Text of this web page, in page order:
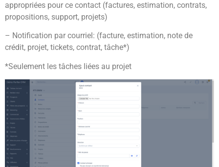
appropriées pour ce contact (factures, estimation, contrats,
propositions, support, projets)
– Notification par courriel: (facture, estimation, note de
crédit, projet, tickets, contrat, tâche*)
*Seulement les tâches liées au projet